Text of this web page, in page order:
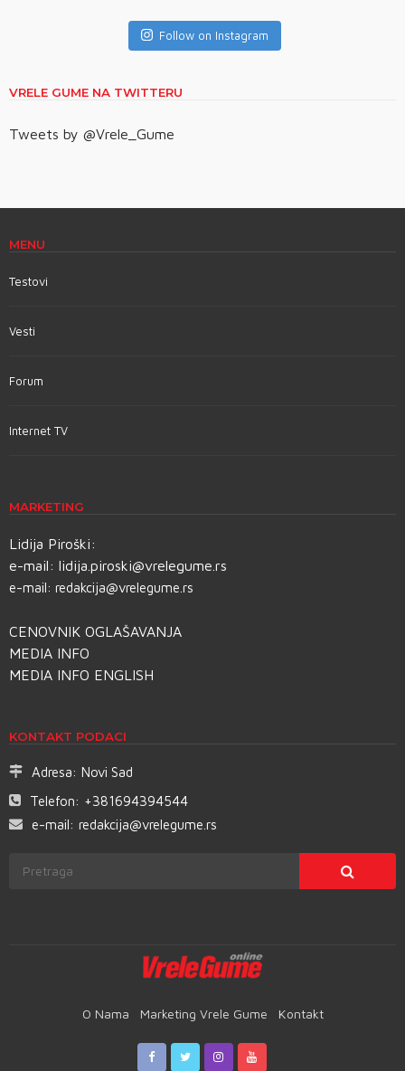
Follow on Instagram
VRELE GUME NA TWITTERU
Tweets by @Vrele_Gume
MENU
Testovi
Vesti
Forum
Internet TV
MARKETING
Lidija Piroški:
e-mail: lidija.piroski@vrelegume.rs
e-mail: redakcija@vrelegume.rs
CENOVNIK OGLAŠAVANJA
MEDIA INFO
MEDIA INFO ENGLISH
KONTAKT PODACI
Adresa: Novi Sad
Telefon: +381694394544
e-mail: redakcija@vrelegume.rs
O Nama Marketing Vrele Gume Kontakt